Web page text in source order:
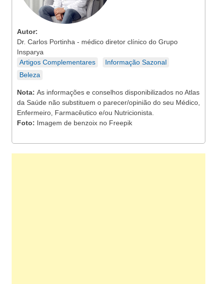
Autor:
Dr. Carlos Portinha - médico diretor clínico do Grupo
Insparya
Artigos Complementares
Informação Sazonal
Beleza
Nota: As informações e conselhos disponibilizados no Atlas
da Saúde não substituem o parecer/opinião do seu Médico,
Enfermeiro, Farmacêutico e/ou Nutricionista.
Foto: Imagem de benzoix no Freepik